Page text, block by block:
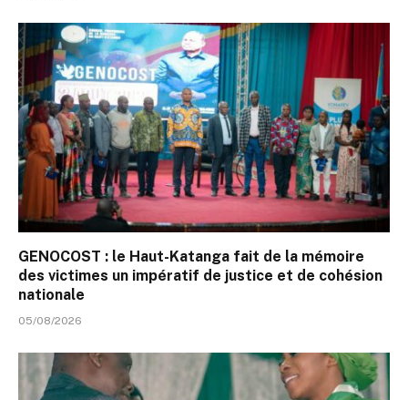
GENOCOST : le Haut-Katanga fait de la mémoire
des victimes un impératif de justice et de cohésion
nationale
05/08/2026